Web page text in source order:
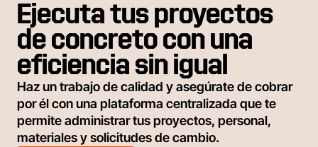
Ejecuta tus proyectos
de concreto con una
eficiencia sin igual
Haz un trabajo de calidad y asegúrate de cobrar
por él con una plataforma centralizada que te
permite administrar tus proyectos, personal,
materiales y solicitudes de cambio.